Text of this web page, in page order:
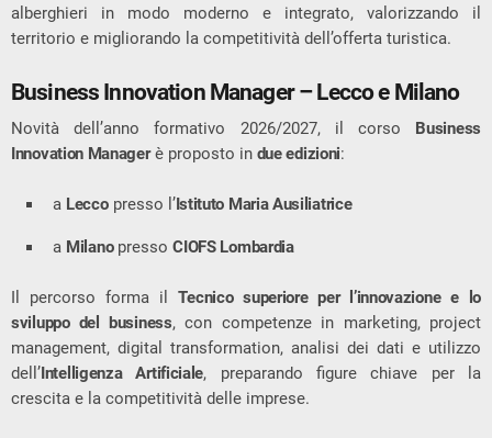
alberghieri in modo moderno e integrato, valorizzando il
territorio e migliorando la competitività dell’offerta turistica.
Business Innovation Manager – Lecco e Milano
Novità dell’anno formativo 2026/2027, il corso
Business
Innovation Managerè proposto in due edizioni:
a Leccopresso l’Istituto Maria Ausiliatrice
a MilanopressoCIOFS Lombardia
Il percorso forma ilTecnico superiore per l’innovazione e lo
sviluppo del business, con competenze in marketing, project
management, digital transformation, analisi dei dati e utilizzo
dell’ Intelligenza Artificiale, preparando figure chiave per la
crescita e la competitività delle imprese.